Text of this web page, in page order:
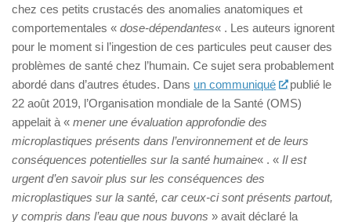
chez ces petits crustacés des anomalies anatomiques et
comportementales « dose-dépendantes« . Les auteurs ignorent
pour le moment si l’ingestion de ces particules peut causer des
problèmes de santé chez l’humain. Ce sujet sera probablement
abordé dans d’autres études. Dans un communiqué
publié le
22 août 2019, l’Organisation mondiale de la Santé (OMS)
appelait à « mener une évaluation approfondie des
microplastiques présents dans l’environnement et de leurs
conséquences potentielles sur la santé humaine« . « Il est
urgent d’en savoir plus sur les conséquences des
microplastiques sur la santé, car ceux-ci sont présents partout,
y compris dans l’eau que nous buvons » avait déclaré la